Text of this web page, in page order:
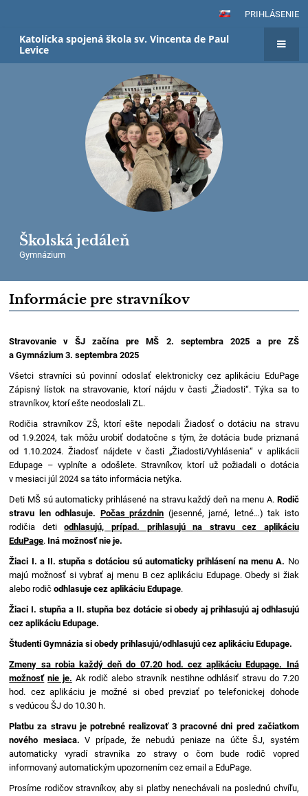
PRIHLÁSENIE
Katolícka spojená škola sv. Vincenta de Paul
Levice
Školská jedáleň
Gymnázium
Informácie pre stravníkov
Stravovanie v ŠJ začína pre MŠ 2. septembra 2025 a pre ZŠ
a Gymnázium 3. septembra 2025
Všetci stravníci sú povinní odoslať elektronicky cez aplikáciu EduPage
Zápisný lístok na stravovanie, ktorí nájdu v časti „Žiadosti“. Týka sa to
stravníkov, ktorí ešte neodoslali ZL.
Rodičia stravníkov ZŠ, ktorí ešte nepodali Žiadosť o dotáciu na stravu
od 1.9.2024, tak môžu urobiť dodatočne s tým, že dotácia bude priznaná
od 1.10.2024. Žiadosť nájdete v časti „Žiadosti/Vyhlásenia“ v aplikácii
Edupage – vyplníte a odošlete. Stravníkov, ktorí už požiadali o dotácia
v mesiaci júl 2024 sa táto informácia netýka.
Deti MŠ sú automaticky prihlásené na stravu každý deň na menu A. Rodič
stravu len odhlasuje. Počas prázdnin (jesenné, jarné, letné…) tak isto
rodičia detiodhlasujú, prípad. prihlasujú na stravu cez aplikáciu
EduPage. Iná možnosť nie je.
Žiaci I. a II. stupňa s dotáciou sú automaticky prihlásení na menu A. No
majú možnosť si vybrať aj menu B cez aplikáciu Edupage. Obedy si žiak
alebo rodičodhlasuje cez aplikáciu Edupage.
Žiaci I. stupňa a II. stupňa bez dotácie si obedy aj prihlasujú aj odhlasujú
cez aplikáciu Edupage.
Študenti Gymnázia si obedy prihlasujú/odhlasujú cez aplikáciu Edupage.
Zmeny sa robia každý deň do 07.20 hod. cez aplikáciu Edupage. Iná
možnosť nie je. Ak rodič alebo stravník nestihne odhlásiť stravu do 7.20
hod. cez aplikáciu je možné si obed prevziať po telefonickej dohode
s vedúcou ŠJ do 10.30 h.
Platbu za stravu je potrebné realizovať 3 pracovné dni pred začiatkom
nového mesiaca. V prípade, že nebudú peniaze na účte ŠJ, systém
automaticky vyradí stravníka zo stravy o čom bude rodič vopred
informovaný automatickým upozornením cez email a EduPage.
Prosíme rodičov stravníkov, aby si platby nenechávali na poslednú chvíľu,